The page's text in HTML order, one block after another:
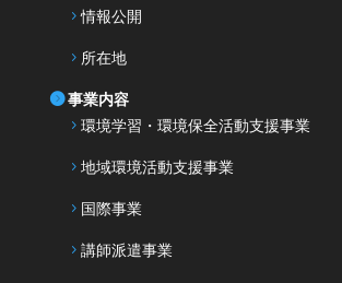
情報公開
所在地
事業内容
環境学習・環境保全活動支援事業
地域環境活動支援事業
国際事業
講師派遣事業